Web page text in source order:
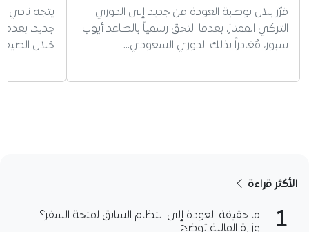
قرّر بلال بوطبة العودة من جديد إلى الدوري
التركي الممتاز، بعدما التحق رسمياً بالصاعد أيوب
سبور، مُغادراً بذلك الدوري السعودي…
يتجه نادي
جديد،
خلال الصيف
الأكثر قراءة
1
ما حقيقة العودة إلى النظام السابق لمنحة السفر؟..
وزارة المالية توضح